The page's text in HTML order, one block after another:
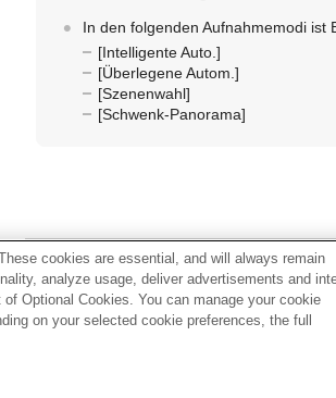
In den folgenden Aufnahmemodi ist
[Intelligente Auto.]
[Überlegene Autom.]
[Szenenwahl]
[Schwenk-Panorama]
Verwandtes Thema
Belicht.reiheEinstlg.
cookies are essential, and will always remain
analyze usage, deliver advertisements and
Optional Cookies. You can manage your cookie
on your selected cookie preferences, the full